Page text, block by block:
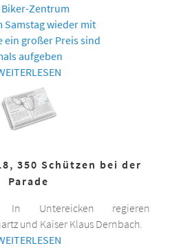
Zentrum
Samstag wieder mit
ein großer Preis sind
aufgeben
350 Schützen bei der
Parade
In Untereicken regieren
und Kaiser Klaus Dernbach.